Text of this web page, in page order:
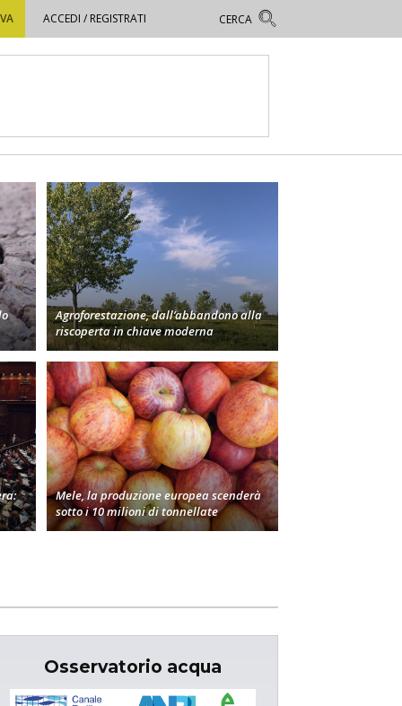
ACCEDI / REGISTRATI
Agroforestazione, dall’abbandono alla
riscoperta in chiave moderna
Mele, la produzione europea scenderà
sotto i 10 milioni di tonnellate
Osservatorio acqua